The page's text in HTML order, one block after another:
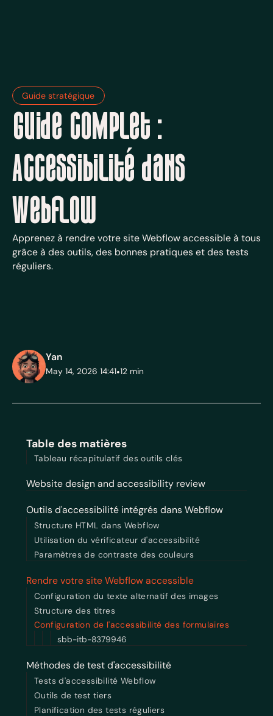
Guide stratégique
Guide complet :
Accessibilité dans
Webflow
Apprenez à rendre votre site Webflow accessible à tous
grâce à des outils, des bonnes pratiques et des tests
réguliers.
Yan
May 14, 2026 14:41•12min
Table des matières
Tableau récapitulatif des outils clés
Website design and accessibility review
Outils d'accessibilité intégrés dans Webflow
Structure HTML dans Webflow
Utilisation du vérificateur d'accessibilité
Paramètres de contraste des couleurs
Rendre votre site Webflow accessible
Configuration du texte alternatif des images
Structure des titres
Configuration de l'accessibilité des formulaires
sbb-itb-8379946
Méthodes de test d'accessibilité
Tests d'accessibilité Webflow
Outils de test tiers
Planification des tests réguliers